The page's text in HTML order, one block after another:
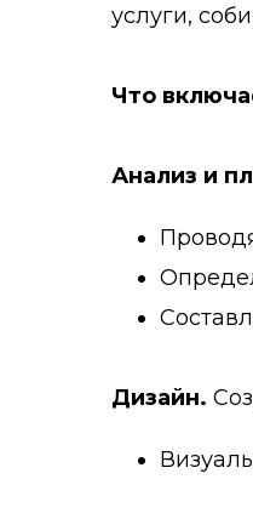
услуги,
Что
Анализ и
Дизайн.